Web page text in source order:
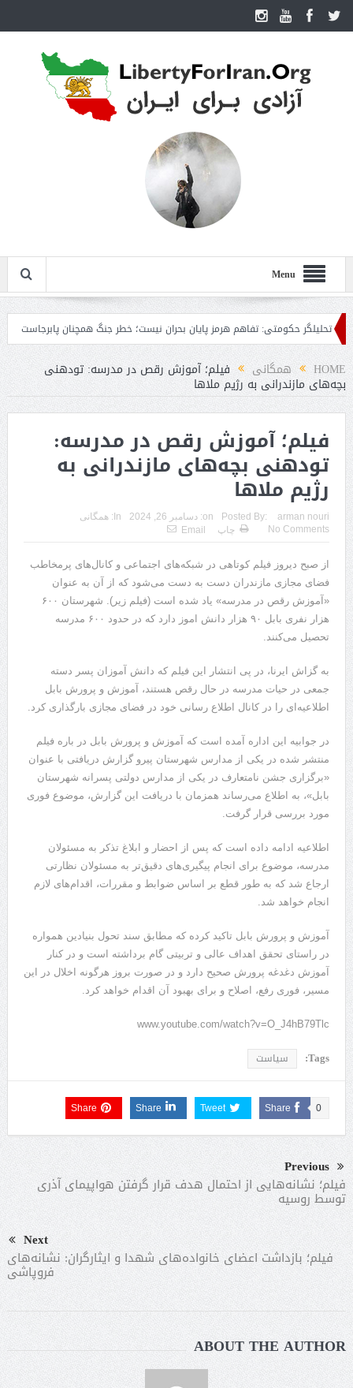
Menu
حکومتی: تفاهم هرمز پایان بحران نیست؛ خطر جنگ همچنان پابرجاست
HOME همگانی فیلم؛ آموزش رقص در مدرسه: تودهنی
بچه‌های مازندرانی به رژیم ملاها
فیلم؛ آموزش رقص در مدرسه:
تودهنی بچه‌های مازندرانی به
رژیم ملاها
Posted By: arman nouri
on: دسامبر 26, 2024 In: همگانی
No Comments
چاپ Email
از صبح دیروز فیلم کوتاهی در شبکه‌های اجتماعی و کانال‌های پرمخاطب
فضای مجازی مازندران دست به دست می‌شود که از آن به عنوان
«آموزش رقص در مدرسه» یاد شده است (فیلم زیر). شهرستان ۶۰۰
هزار نفری بابل ۹۰ هزار دانش اموز دارد که در حدود ۶۰۰ مدرسه
تحصیل می‌کنند.
به گزاش ایرنا، در پی انتشار این فیلم که دانش آموزان پسر دسته
جمعی در حیات مدرسه در حال رقص هستند، آموزش و پرورش بابل
اطلاعیه‌ای را در کانال اطلاع رسانی خود در فضای مجازی بارگذاری کرد.
در جوابیه این اداره آمده است که آموزش و پرورش بابل در باره فیلم
منتشر شده در یکی از مدارس شهرستان پیرو گزارش دریافتی با عنوان
«برگزاری جشن نامتعارف در یکی از مدارس دولتی پسرانه شهرستان
بابل»، به اطلاع می‌رساند همزمان با دریافت این گزارش، موضوع فوری
مورد بررسی قرار گرفت.
اطلاعیه ادامه داده است که پس از احضار و ابلاغ تذکر به مسئولان
مدرسه، موضوع برای انجام پیگیری‌های دقیق‌تر به مسئولان نظارتی
ارجاع شد که به طور قطع بر اساس ضوابط و مقررات، اقدام‌های لازم
انجام خواهد شد.
آموزش و پرورش بابل تاکید کرده که مطابق سند تحول بنیادین همواره
در راستای تحقق اهداف عالی و تربیتی گام برداشته است و در کنار
آموزش دغدغه پرورش صحیح دارد و در صورت بروز هرگونه اخلال در این
مسیر، فوری رفع، اصلاح و برای بهبود آن اقدام خواهد کرد.
www.youtube.com/watch?v=O_J4hB79Tlc
Tags: سیاست
Share 0
Tweet
Share
Share
Previous
فیلم؛ نشانه‌هایی از احتمال هدف قرار گرفتن هواپیمای آذری
توسط روسیه
Next
فیلم؛ بازداشت اعضای خانواده‌های شهدا و ایثارگران: نشانه‌های
فروپاشی
ABOUT THE AUTHOR